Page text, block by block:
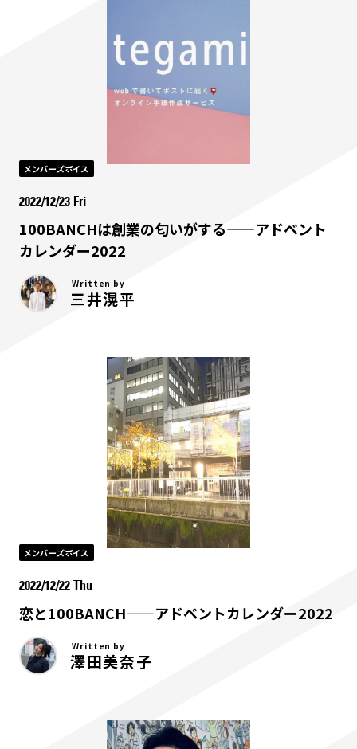
メンバーズボイス
2022/12/23 Fri
100BANCHは創業の匂いがする——アドベント
カレンダー2022
Written by
三井滉平
メンバーズボイス
2022/12/22 Thu
恋と100BANCH——アドベントカレンダー2022
Written by
澤田美奈子